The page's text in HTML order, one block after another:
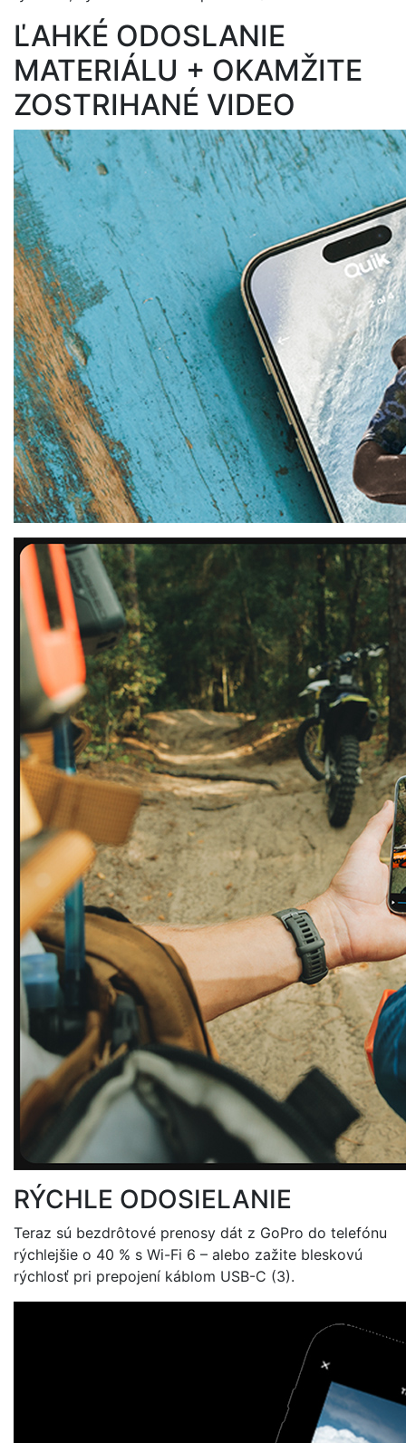
ĽAHKÉ ODOSLANIE
MATERIÁLU + OKAMŽITE
ZOSTRIHANÉ VIDEO
RÝCHLE ODOSIELANIE
Teraz sú bezdrôtové prenosy dát z GoPro do telefónu
rýchlejšie o 40 % s Wi-Fi 6 – alebo zažite bleskovú
rýchlosť pri prepojení káblom USB-C (3).